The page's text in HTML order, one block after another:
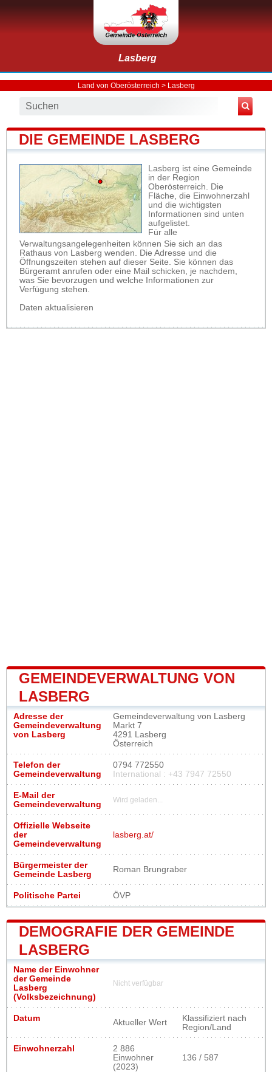
Lasberg
Land von Oberösterreich > Lasberg
DIE GEMEINDE LASBERG
Lasberg ist eine Gemeinde
in der Region
Oberösterreich. Die
Fläche, die Einwohnerzahl
und die wichtigsten
Informationen sind unten
aufgelistet.
Für alle
Verwaltungsangelegenheiten können Sie sich an das
Rathaus von Lasberg wenden. Die Adresse und die
Öffnungszeiten stehen auf dieser Seite. Sie können das
Bürgeramt anrufen oder eine Mail schicken, je nachdem,
was Sie bevorzugen und welche Informationen zur
Verfügung stehen.
Daten aktualisieren
GEMEINDEVERWALTUNG VON
LASBERG
Adresse der
Gemeindeverwaltung
von Lasberg
Gemeindeverwaltung von Lasberg
Markt 7
4291 Lasberg
Österreich
Telefon der
Gemeindeverwaltung
0794 772550
International : +43 7947 72550
E-Mail der
Gemeindeverwaltung
Wird geladen...
Offizielle Webseite
der
Gemeindeverwaltung
lasberg.at/
Bürgermeister der
Gemeinde Lasberg
Roman Brungraber
Politische Partei ÖVP
DEMOGRAFIE DER GEMEINDE
LASBERG
Name der Einwohner
der Gemeinde
Lasberg
(Volksbezeichnung)
Nicht verfügbar
Datum Aktueller Wert
Klassifiziert nach
Region/Land
Einwohnerzahl
2 886
Einwohner
(2023)
136 / 587